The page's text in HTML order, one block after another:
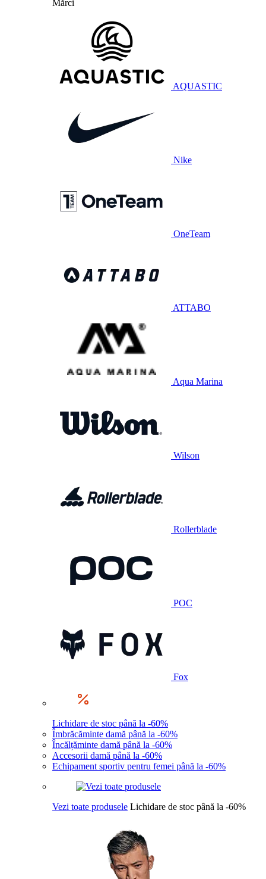
Mărci
AQUASTIC
Nike
OneTeam
ATTABO
Aqua Marina
Wilson
Rollerblade
POC
Fox
Lichidare de stoc până la -60%
Îmbrăcăminte damă până la -60%
Încălțăminte damă până la -60%
Accesorii damă până la -60%
Echipament sportiv pentru femei până la -60%
Vezi toate produsele Lichidare de stoc până la -60%